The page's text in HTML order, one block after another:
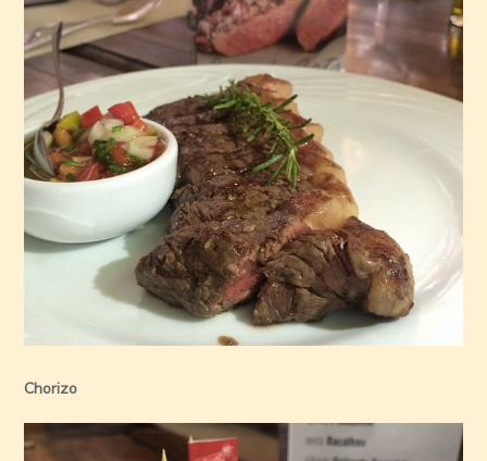
Chorizo